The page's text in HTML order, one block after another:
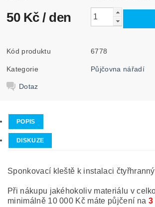
50 Kč/ den
Kód produktu 6778
Kategorie Půjčovna nářadí
Dotaz
POPIS
DISKUZE
Sponkovací kleště k instalaci
Při nákupu jakéhokoliv materiálu v
minimálně 10 000 Kč máte půjčení na 3